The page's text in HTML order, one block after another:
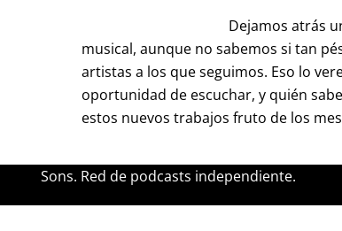
Dejamos atrás
musical, aunque no sabemos si tan
artistas a los que seguimos. Eso lo
oportunidad de escuchar, y quién
estos nuevos trabajos fruto de los
Sons. Red de podcasts independiente.